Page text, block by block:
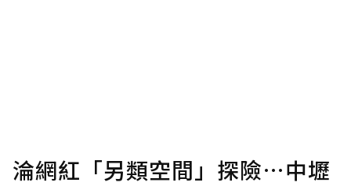
淪網紅「另類空間」探險…中壢